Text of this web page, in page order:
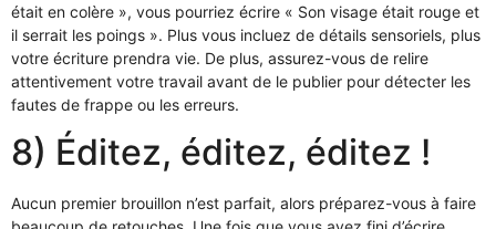
était en colère », vous pourriez écrire « Son visage était rouge et
il serrait les poings ». Plus vous incluez de détails sensoriels, plus
votre écriture prendra vie. De plus, assurez-vous de relire
attentivement votre travail avant de le publier pour détecter les
fautes de frappe ou les erreurs.
8) Éditez, éditez, éditez !
Aucun premier brouillon n’est parfait, alors préparez-vous à faire